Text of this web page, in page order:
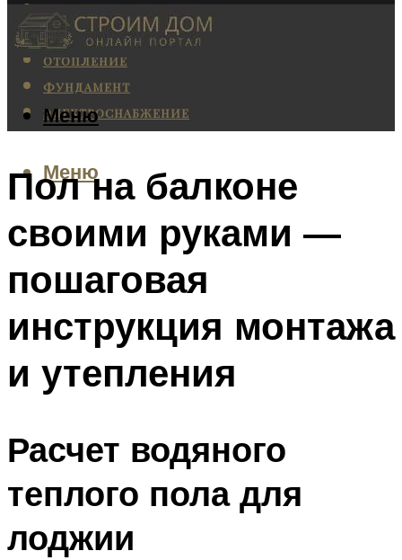
КАНАЛИЗАЦИЯ
КОНДИЦИОНИРОВАНИЕ
ОТОПЛЕНИЕ
ФУНДАМЕНТ
ЭЛЕКТРОСНАБЖЕНИЕ
Меню
Меню
Пол на балконе
своими руками —
пошаговая
инструкция монтажа
и утепления
Расчет водяного
теплого пола для
лоджии